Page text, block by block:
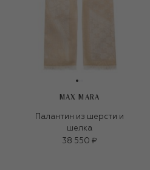
MAX MARA
Палантин из шерсти и
шелка
38 550 ₽